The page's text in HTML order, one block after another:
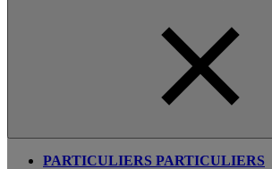
PARTICULIERS PARTICULIERS